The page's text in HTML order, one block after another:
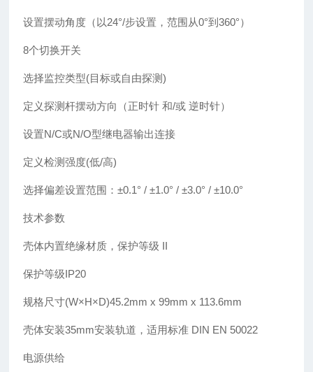
设置摆动角度（以24°/步设置，范围从0°到360°）
8个切换开关
选择监控类型(目标或自由探测)
定义探测杆摆动方向（正时针 和/或 逆时针）
设置N/C或N/O型继电器输出连接
定义检测强度(低/高)
选择偏差设置范围：±0.1° / ±1.0° / ±3.0° / ±10.0°
技术参数
壳体内置绝缘材质，保护等级 II
保护等级IP20
规格尺寸(W×H×D)45.2mm x 99mm x 113.6mm
壳体安装35mm安装轨道，适用标准 DIN EN 50022
电源供给